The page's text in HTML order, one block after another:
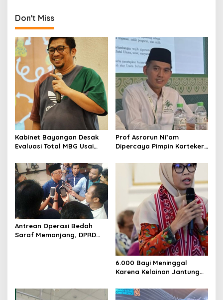
n
a
v
i
g
t
o
n
Don't Miss
Kabinet Bayangan Desak
Evaluasi Total MBG Usai
Massal
Prof Asrorun Ni’am
Dipercaya Pimpin Karteker
Regenerasi Kepemimpinan
Antrean Operasi Bedah
Saraf Memanjang, DPRD
6.000 Bayi Meninggal
Karena Kelainan Jantung
Pemerataan Operasi